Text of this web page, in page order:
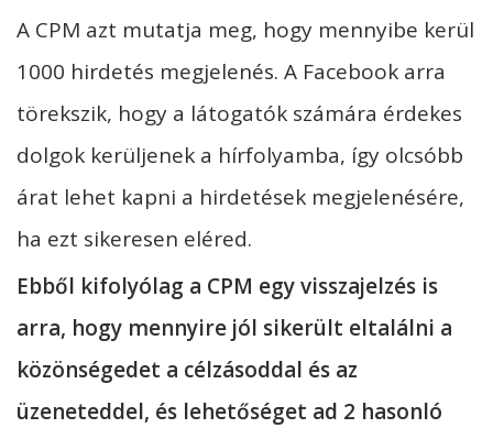
A CPM azt mutatja meg, hogy mennyibe kerül
1000 hirdetés megjelenés. A Facebook arra
törekszik, hogy a látogatók számára érdekes
dolgok kerüljenek a hírfolyamba, így olcsóbb
árat lehet kapni a hirdetések megjelenésére,
ha ezt sikeresen eléred.
Ebből kifolyólag a CPM egy visszajelzés is
arra, hogy mennyire jól sikerült eltalálni a
közönségedet a célzásoddal és az
üzeneteddel, és lehetőséget ad 2 hasonló